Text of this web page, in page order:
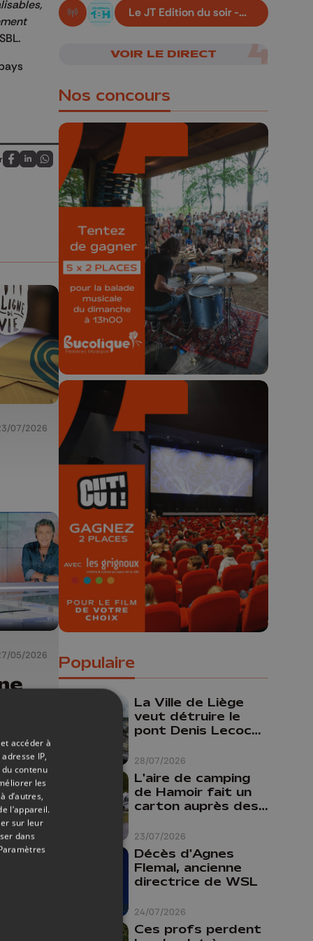
Partagez sur FaceBook
Partagez sur LinkedIn
Partagez sur Whatsapp
07/2026
05/2026
de
En live!
Le JT Edition du soir -
06/08/2026
VOIR LE DIRECT
Nos concours
🎁 Gagnez 5x2
places pour le
Bucolique Ferrières
Festival 🌿🎶
Concours valable jusqu'au 9 août,
23h59.
🎬 Concours CUT x
Les Grignoux ✨
Concours permanent - 2 places à
gagner chaque semaine !
Populaire
28/07/2026
La Ville de Liège
veut détruire le
pont Denis Lecocq
budget pour le
faire
23/07/2026
L'aire de camping
de Hamoir fait un
carton auprès des
24/07/2026
Décès d'Agnes
Flemal, ancienne
directrice de WSL
Ces profs perdent
accéder à
IP,
contenu
les
d’autres,
l’appareil.
sur leur
dans